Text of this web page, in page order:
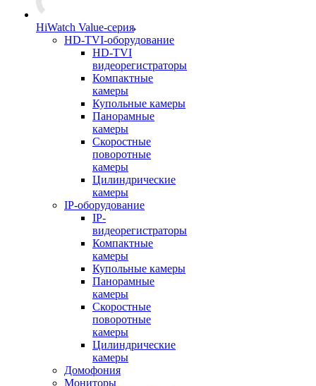
HiWatch Value-серия
HD-TVI-оборудование
HD-TVI
видеорегистраторы
Компактные
камеры
Купольные камеры
Панорамные
камеры
Скоростные
поворотные
камеры
Цилиндрические
камеры
IP-оборудование
IP-
видеорегистраторы
Компактные
камеры
Купольные камеры
Панорамные
камеры
Скоростные
поворотные
камеры
Цилиндрические
камеры
Домофония
Мониторы